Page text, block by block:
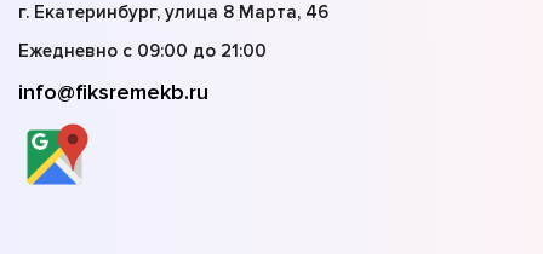
г. Екатеринбург, улица 8 Марта, 46
Ежедневно с 09:00 до 21:00
info@fiksremekb.ru